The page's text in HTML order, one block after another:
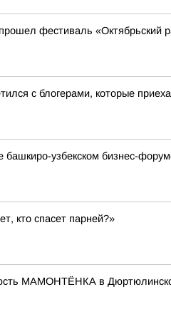
фестиваль «Октябрьский
с блогерами, которые
узбекском бизнес-
кто спасет парней?»
МАМОНТЁНКА в